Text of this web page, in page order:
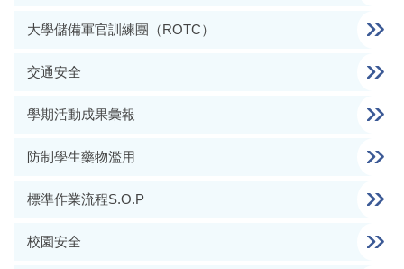
大學儲備軍官訓練團（ROTC）
交通安全
學期活動成果彙報
防制學生藥物濫用
標準作業流程S.O.P
校園安全